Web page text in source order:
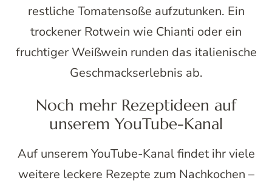
restliche Tomatensoße aufzutunken. Ein
trockener Rotwein wie Chianti oder ein
fruchtiger Weißwein runden das italienische
Geschmackserlebnis ab.
Noch mehr Rezeptideen auf
unserem YouTube-Kanal
Auf unserem YouTube-Kanal findet ihr viele
weitere leckere Rezepte zum Nachkochen –